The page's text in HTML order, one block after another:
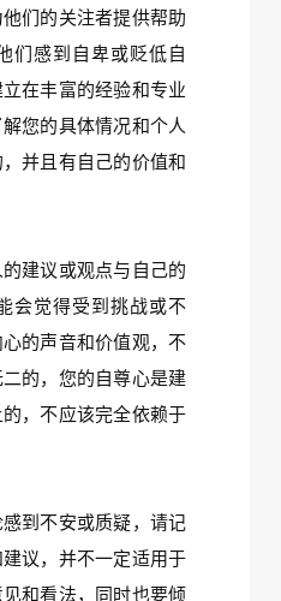
们的关注者提供帮助
们感到自卑或贬低自
在丰富的经验和专业
您的具体情况和个人
并且有自己的价值和
建议或观点与自己的
会觉得受到挑战或不
的声音和价值观，不
的，您的自尊心是建
，不应该完全依赖于
到不安或质疑，请记
议，并不一定适用于
和看法，同时也要倾